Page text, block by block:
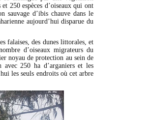
250 espèces d’oiseaux qui ont
sauvage d’ibis chauve dans le
aujourd’hui disparue du
falaises, des dunes littorales, et
d’oiseaux migrateurs du
noyau de protection au sein de
avec 250 ha d’arganiers et les
les seuls endroits où cet arbre